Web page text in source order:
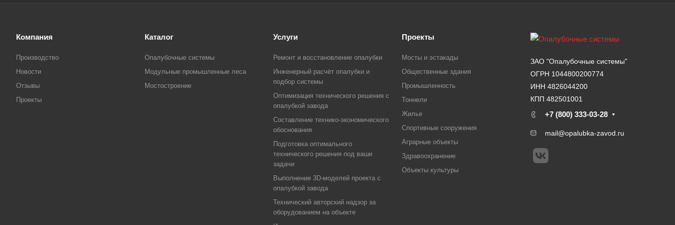
Компания
Производство
Новости
Отзывы
Проекты
Каталог
Опалубочные системы
Модульные промышленные леса
Мостостроение
Услуги
Ремонт и восстановление опалубки
Инженерный расчёт опалубки и
подбор системы
Оптимизация технического решения с
опалубкой завода
Составление технико-экономического
обоснования
Подготовка оптимального
технического решения под ваши
задачи
Выполнение 3D-моделей проекта с
опалубкой завода
Технический авторский надзор за
оборудованием на объекте
Проекты
Мосты и эстакады
Общественные здания
Промышленность
Тоннели
Жилье
Спортивные сооружения
Аграрные объекты
Здравоохранение
Объекты культуры
ЗАО "Опалубочные системы"
ОГРН 1044800200774
ИНН 4826044200
КПП 482501001
+7 (800) 333-03-28
mail@opalubka-zavod.ru